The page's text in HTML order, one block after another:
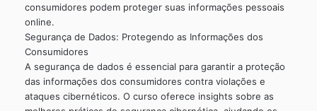
consumidores podem proteger suas informações pessoais
online.
Segurança de Dados: Protegendo as Informações dos
Consumidores
A segurança de dados é essencial para garantir a proteção
das informações dos consumidores contra violações e
ataques cibernéticos. O curso oferece insights sobre as